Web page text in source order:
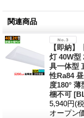
関連商品
【即納
灯 40W型
具一体型
性Ra84
度180°
梱不可 [
5,940円(
オープン